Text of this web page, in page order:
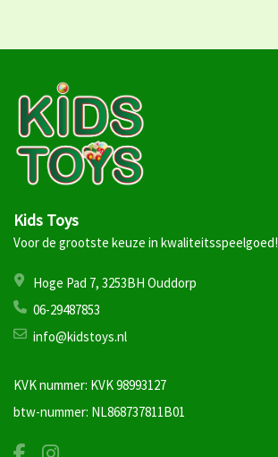
Kids Toys
Voor de grootste keuze in kwaliteitsspeelgoed!
Hoge Pad 7, 3253BH Ouddorp
06-29487853
info@kidstoys.nl
KVK nummer: KVK 98993127
btw-nummer: NL868737811B01